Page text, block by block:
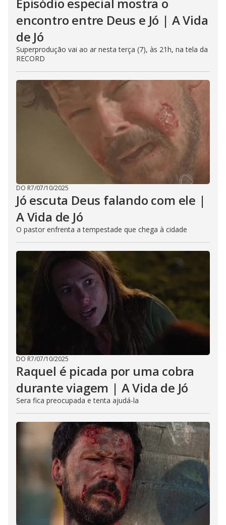
encontro entre Deus e Jó | A Vida
de Jó
Superprodução vai ao ar nesta terça (7), às 21h, na tela da
RECORD
DO R7/07/10/2025
Jó escuta Deus falando com ele |
A Vida de Jó
O pastor enfrenta a tempestade que chega à cidade
DO R7/07/10/2025
Raquel é picada por uma cobra
durante viagem | A Vida de Jó
Sera fica preocupada e tenta ajudá-la